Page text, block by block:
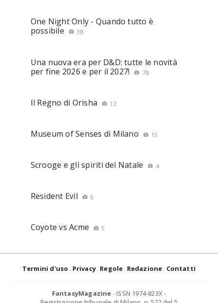
One Night Only - Quando tutto è
possibile
38
Una nuova era per D&D: tutte le novità
per fine 2026 e per il 2027!
78
Il Regno di Orisha 12
Museum of Senses di Milano 15
Scrooge e gli spiriti del Natale 4
Resident Evil 6
Coyote vs Acme 5
Termini d'uso Privacy Regole Redazione Contatti
FantasyMagazine - ISSN 1974-823X -